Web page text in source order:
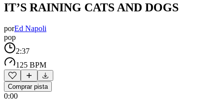
IT’S RAINING CATS AND DOGS
porEd Napoli
pop
2:37
125 BPM
Comprar pista
0:00